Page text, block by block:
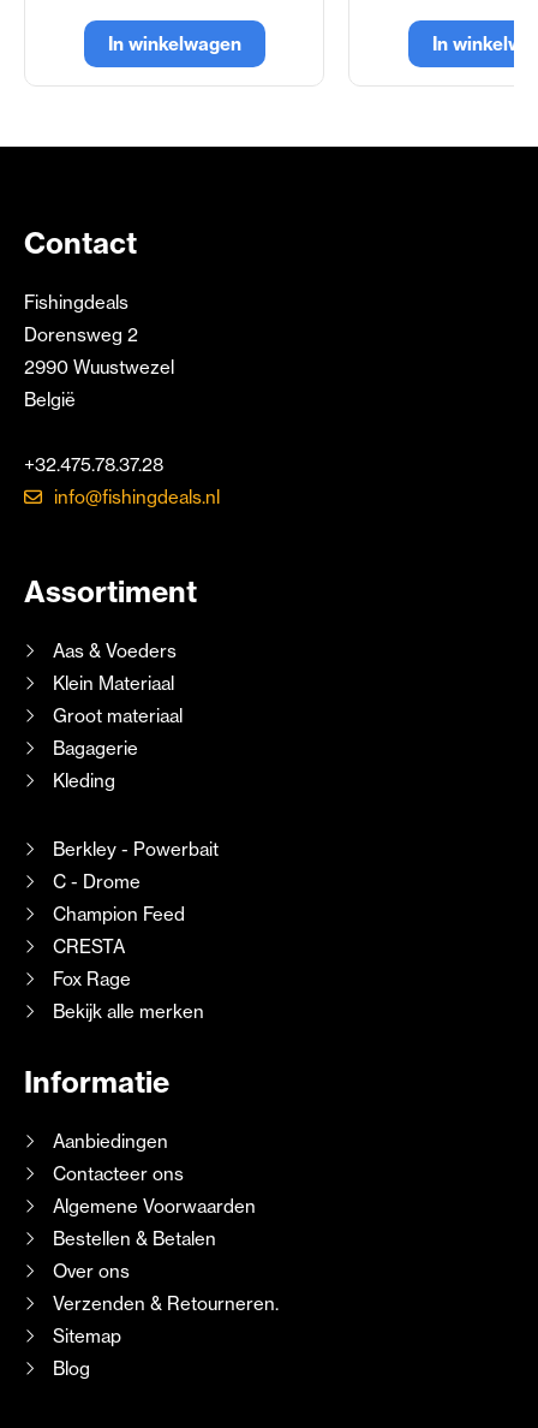
In winkelwagen In
Contact
Fishingdeals
Dorensweg 2
2990 Wuustwezel
België
+32.475.78.37.28
info@fishingdeals.nl
Assortiment
Aas & Voeders
Klein Materiaal
Groot materiaal
Bagagerie
Kleding
Berkley - Powerbait
C - Drome
Champion Feed
CRESTA
Fox Rage
Bekijk alle merken
Informatie
Aanbiedingen
Contacteer ons
Algemene Voorwaarden
Bestellen & Betalen
Over ons
Verzenden & Retourneren.
Sitemap
Blog